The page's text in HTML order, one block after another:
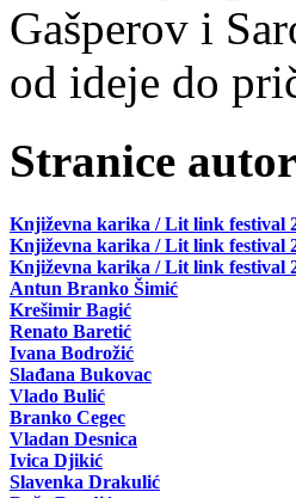
Gašperov i
od ideje do
Stranice
Književna karika / Lit link festival
Književna karika / Lit link festival
Književna karika / Lit link festival
Antun Branko Šimić
Krešimir Bagić
Renato Baretić
Ivana Bodrožić
Slađana Bukovac
Vlado Bulić
Branko Cegec
Vladan Desnica
Ivica Djikić
Slavenka Drakulić